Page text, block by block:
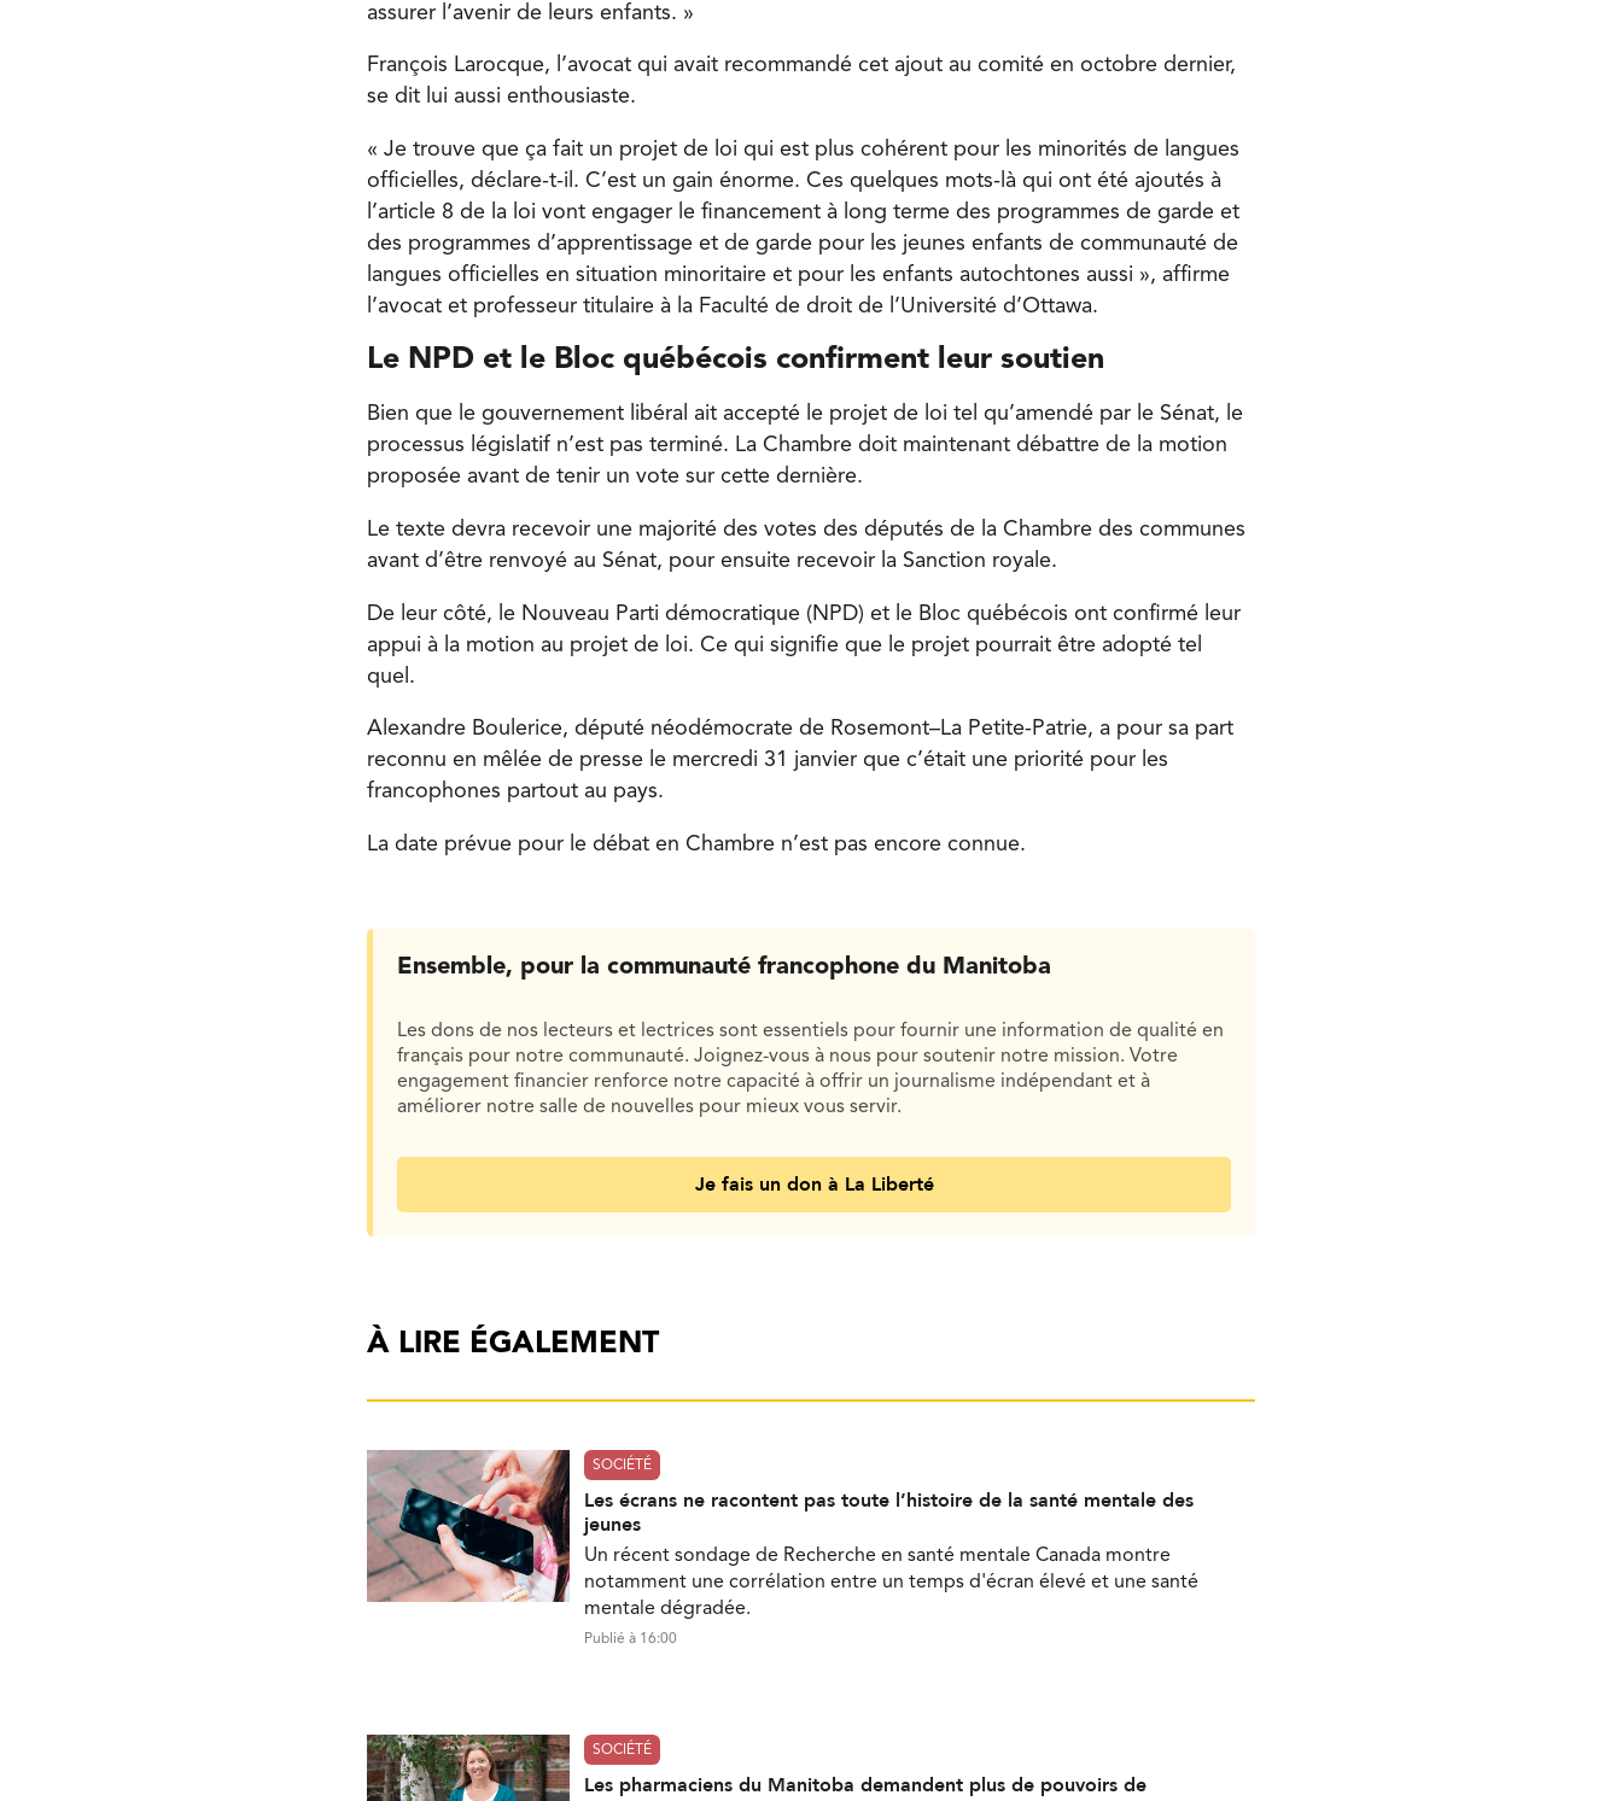
assurer l’avenir de leurs enfants. »
François Larocque, l’avocat qui avait recommandé cet ajout au comité en octobre dernier,
se dit lui aussi enthousiaste.
« Je trouve que ça fait un projet de loi qui est plus cohérent pour les minorités de langues
officielles, déclare-t-il. C’est un gain énorme. Ces quelques mots-là qui ont été ajoutés à
l’article 8 de la loi vont engager le financement à long terme des programmes de garde et
des programmes d’apprentissage et de garde pour les jeunes enfants de communauté de
langues officielles en situation minoritaire et pour les enfants autochtones aussi », affirme
l’avocat et professeur titulaire à la Faculté de droit de l’Université d’Ottawa.
Le NPD et le Bloc québécois confirment leur soutien
Bien que le gouvernement libéral ait accepté le projet de loi tel qu’amendé par le Sénat, le
processus législatif n’est pas terminé. La Chambre doit maintenant débattre de la motion
proposée avant de tenir un vote sur cette dernière.
Le texte devra recevoir une majorité des votes des députés de la Chambre des communes
avant d’être renvoyé au Sénat, pour ensuite recevoir la Sanction royale.
De leur côté, le Nouveau Parti démocratique (NPD) et le Bloc québécois ont confirmé leur
appui à la motion au projet de loi. Ce qui signifie que le projet pourrait être adopté tel
quel.
Alexandre Boulerice, député néodémocrate de Rosemont–La Petite-Patrie, a pour sa part
reconnu en mêlée de presse le mercredi 31 janvier que c’était une priorité pour les
francophones partout au pays.
La date prévue pour le débat en Chambre n’est pas encore connue.
Ensemble, pour la communauté francophone du Manitoba
Les dons de nos lecteurs et lectrices sont essentiels pour fournir une information de qualité en
français pour notre communauté. Joignez-vous à nous pour soutenir notre mission. Votre
engagement financier renforce notre capacité à offrir un journalisme indépendant et à
améliorer notre salle de nouvelles pour mieux vous servir.
Je fais un don à La Liberté
À LIRE ÉGALEMENT
SOCIÉTÉ
Les écrans ne racontent pas toute l’histoire de la santé mentale des
jeunes
Un récent sondage de Recherche en santé mentale Canada montre
notamment une corrélation entre un temps d'écran élevé et une santé
mentale dégradée.
Publié à 16:00
SOCIÉTÉ
Les pharmaciens du Manitoba demandent plus de pouvoirs de